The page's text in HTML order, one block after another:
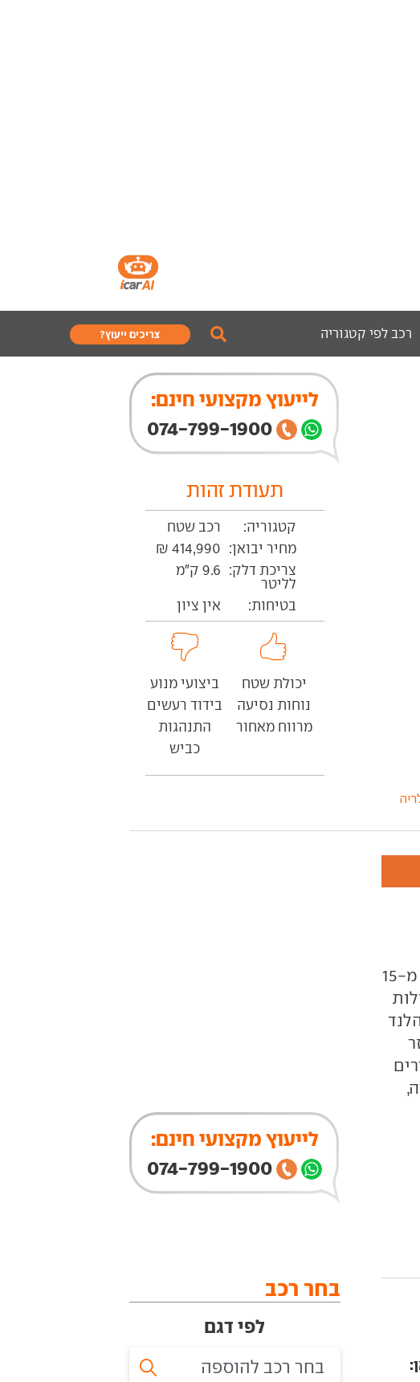
רכב לפי קטגוריה צריכים ייעוץ?
לייעוץ מקצועי חינם:
תעודת זהות
קטגוריה:
רכב שטח
מחיר יבואן:
צריכת דלק:
9.6 ק"מ
לליטר
בטיחות:
אין ציון
יכולת שטח
נוחות נסיעה
מרווח מאחור
ביצועי מנוע
בידוד רעשים
התנהגות
כביש
בישראל מקבל את הכינוי לנד קרוזר 250, והוא הגיע ארצה בסוף 2024, למעלה מ-15
קצרה,
לייעוץ מקצועי חינם:
074-799-1900
בחר רכב
לפי דגם